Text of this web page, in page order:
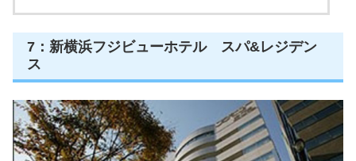
7：新横浜フジビューホテル スパ&レジデン
ス